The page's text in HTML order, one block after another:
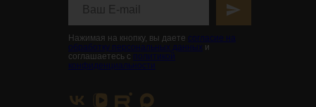
Нажимая на кнопку, вы даете согласие на
обработку персональных данных и
соглашаетесь с политикой
конфиденциальности